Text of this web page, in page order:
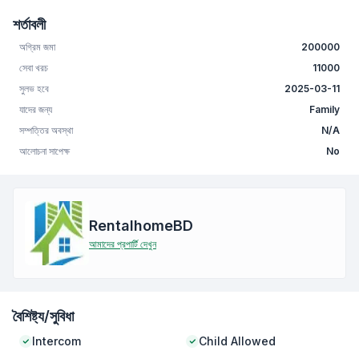
শর্তাবলী
অগ্রিম জমা
200000
সেবা খরচ
11000
সুলভ হবে
2025-03-11
যাদের জন্য
Family
সম্পত্তির অবস্থা
N/A
আলোচনা সাপেক্ষ
No
RentalhomeBD
আমাদের প্রপার্টি দেখুন
বৈশিষ্ট্য/সুবিধা
Intercom Child Allowed